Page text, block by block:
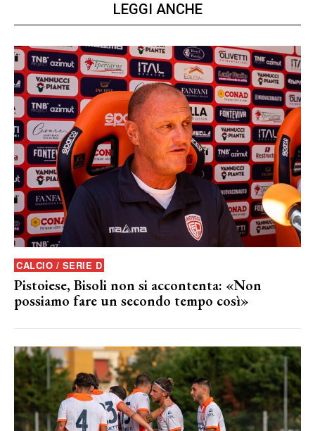
LEGGI ANCHE
CALCIO / SERIE D
Pistoiese, Bisoli non si accontenta: «Non
possiamo fare un secondo tempo così»